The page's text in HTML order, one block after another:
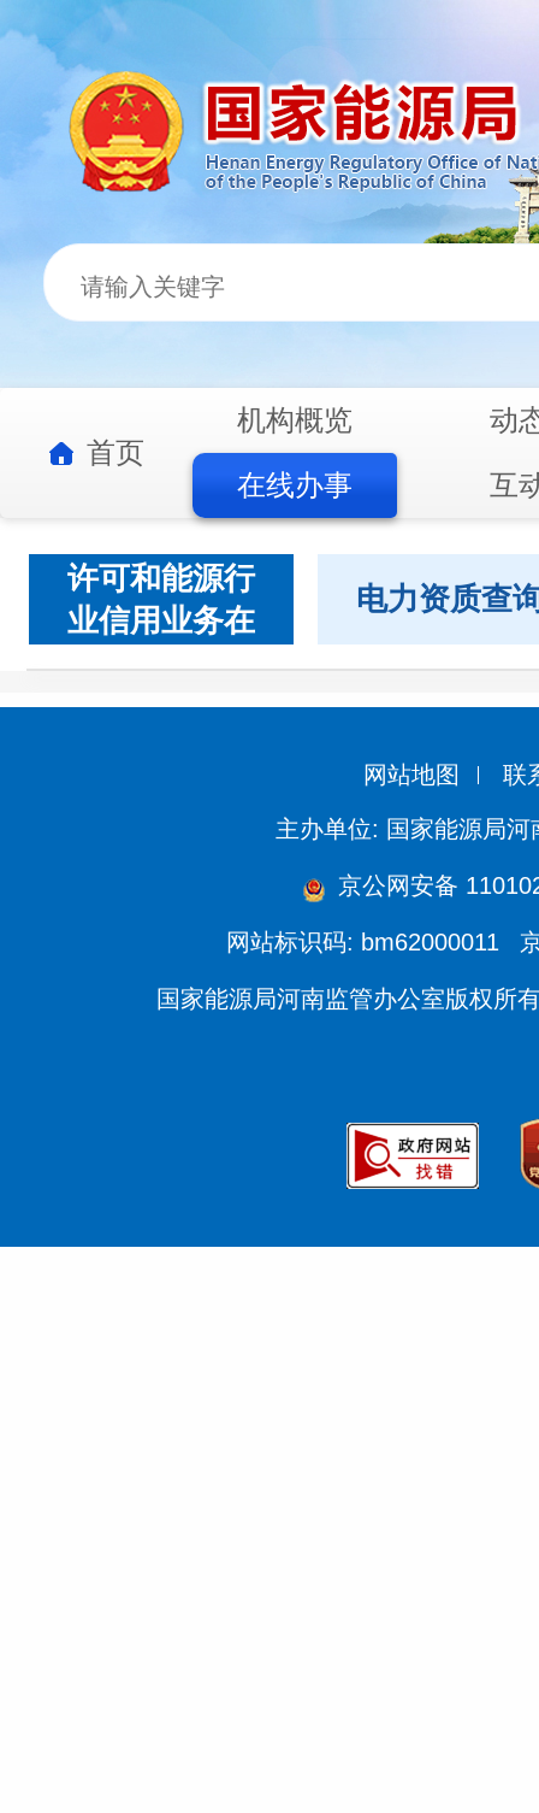
首页
机构概览
动
在线办事
互
电力业务资质
许可和能源行
业信用业务在
线办理
电力资质查
网站地图 联
主办单位: 国家能源局河
京公网安备
网站标识码: bm62000011
国家能源局河南监管办公室版权所